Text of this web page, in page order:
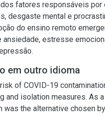
fatores responsáveis
desgaste mental e
do ensino remoto
estresse
em outro idioma
of COVID-19
and isolation measures. As
was the alternative chosen